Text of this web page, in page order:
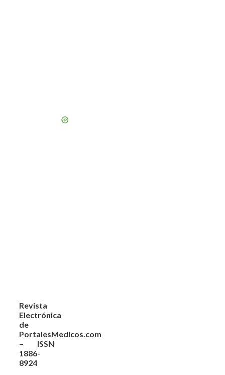
Revista
Electrónica
de
PortalesMedicos.com
– ISSN
1886-
8924